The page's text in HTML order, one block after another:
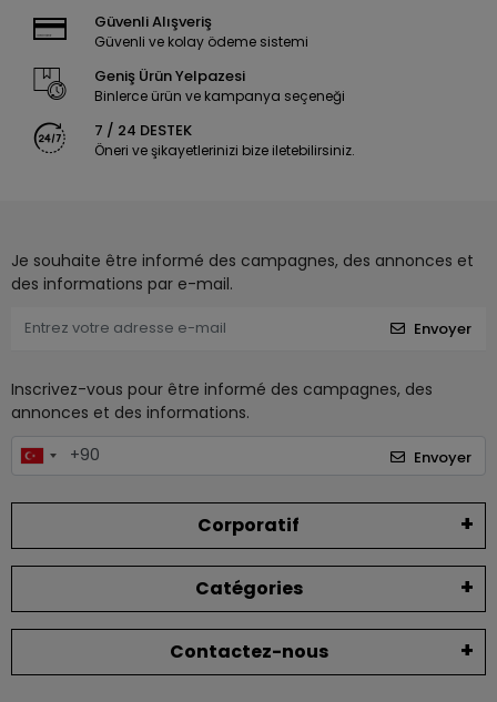
Güvenli Alışveriş
Güvenli ve kolay ödeme sistemi
Geniş Ürün Yelpazesi
Binlerce ürün ve kampanya seçeneği
7 / 24 DESTEK
Öneri ve şikayetlerinizi bize iletebilirsiniz.
Je souhaite être informé des campagnes, des annonces et
des informations par e-mail.
Envoyer
Inscrivez-vous pour être informé des campagnes, des
annonces et des informations.
Envoyer
Corporatif
Catégories
Contactez-nous